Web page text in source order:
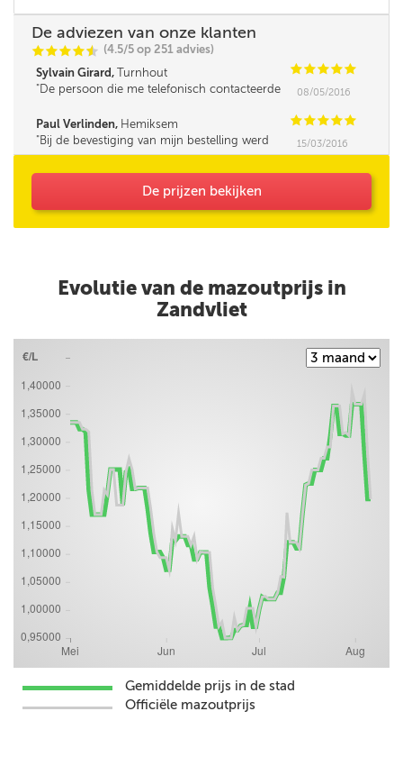
De adviezen van onze klanten
CCCCi
@ (4.5/5 op 251 advies)
Sylvain Girard, Turnhout CCCCC
De persoon die me telefonisch contacteerde
leek me. Verder was de service super!
08/05/2016
Paul Verlinden, Hemiksem CCCCC
Bij de bevestiging van mijn bestelling werd
mijn opmerking (Korting HNN personeel) niet
15/03/2016
De prijzen bekijken
Evolutie van de mazoutprijs in
Zandvliet
Gemiddelde prijs in de stad
Officiële mazoutprijs